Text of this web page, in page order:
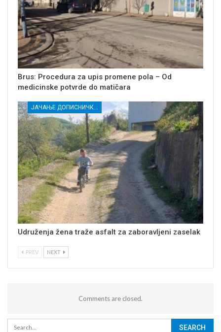
Brus: Procedura za upis promene pola – Od
medicinske potvrde do matičara
ЈАЧАЊЕ ДОПИСНИЧКЕ МРЕЖЕ НЕЗАВИСНИХ МЕДИЈА У РАСИНСКОМ ОКРУГУ
Udruženja žena traže asfalt za zaboravljeni zaselak
PREV NEXT
Comments are closed.